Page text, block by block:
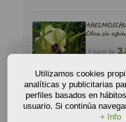
Okra sin
A partir de
Utilizamos cookies
analíticas y publicitarias
perfiles basados en
usuario. Si continúa
+ Info